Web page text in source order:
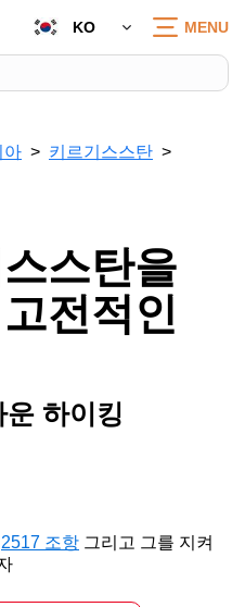
KO MENU
아 키르기스스탄
스탄을
전적인
하이킹
2517 조항 그리고 그를 지켜